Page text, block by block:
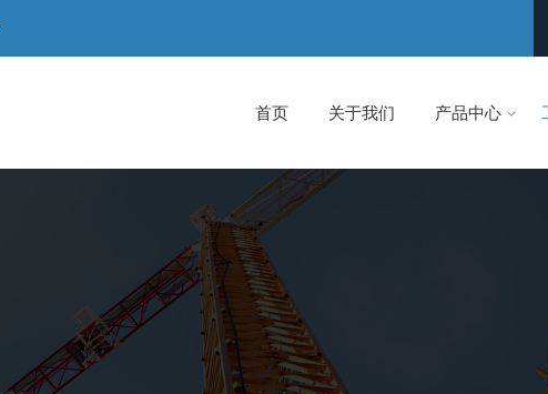
首页 关于我们 产品中心